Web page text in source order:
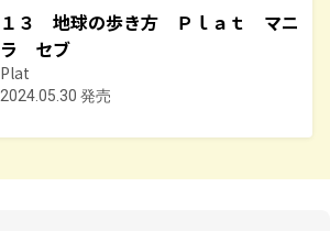
１３ 地球の歩き方 Ｐｌａｔ マニ
ラ セブ
Plat
2024.05.30 発売